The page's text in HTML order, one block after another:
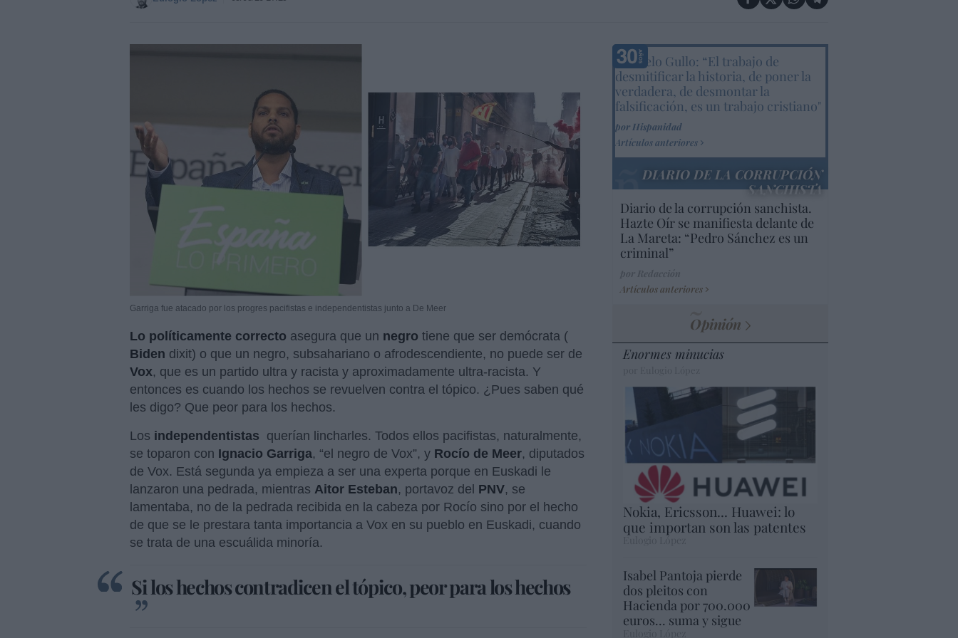
Garriga fue atacado por los progres pacifistas e independentistas junto a De Meer
Lo políticamente correcto asegura que un negro tiene que ser demócrata (
Biden dixit) o que un negro, subsahariano o afrodescendiente, no puede ser de
Vox, que es un partido ultra y racista y aproximadamente ultra-racista. Y
entonces es cuando los hechos se revuelven contra el tópico. ¿Pues saben qué
les digo? Que peor para los hechos.
Los independentistas querían lincharles. Todos ellos pacifistas, naturalmente,
se toparon con Ignacio Garriga, “el negro de Vox”, y Rocío de Meer, diputados
de Vox. Está segunda ya empieza a ser una experta porque en Euskadi le
lanzaron una pedrada, mientras Aitor Esteban, portavoz del PNV, se
lamentaba, no de la pedrada recibida en la cabeza por Rocío sino por el hecho
de que se le prestara tanta importancia a Vox en su pueblo en Euskadi, cuando
se trata de una escuálida minoría.
Si los hechos contradicen el tópico, peor para los hechos
Marcelo Gullo: “El trabajo de
desmitificar la historia, de poner la
verdadera, de desmontar la
falsificación, es un trabajo cristiano"
por Hispanidad
Artículos anteriores
DIARIO DE LA CORRUPCIÓN
SANCHISTA
Diario de la corrupción sanchista.
Hazte Oír se manifiesta delante de
La Mareta: “Pedro Sánchez es un
criminal”
Artículos anteriores
Opinión
Enormes minucias
Nokia, Ericsson... Huawei: lo
que importan son las patentes
Eulogio López
Isabel Pantoja pierde
dos pleitos con
Hacienda por 700.000
euros... suma y sigue